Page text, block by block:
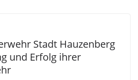
Stadt Hauzenberg
und Erfolg ihrer